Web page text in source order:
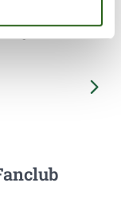
sich die
der